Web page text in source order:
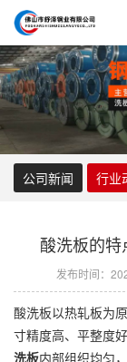
公司新闻 行业
酸洗板的特
发布时间：
酸洗板以热轧板为
寸精度高、平整度
洗板内部组织均匀